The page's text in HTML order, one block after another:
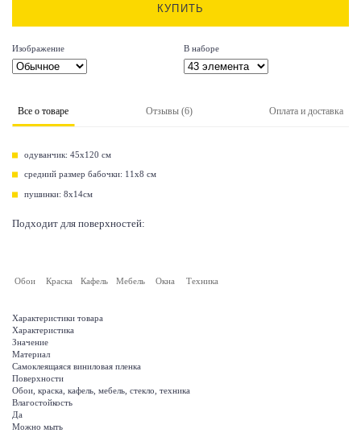
КУПИТЬ
Изображение В наборе
Все о товаре Отзывы (6) Оплата и доставка
одуванчик: 45х120 см
средний размер бабочки: 11х8 см
пушинки: 8х14см
Подходит для поверхностей:
Обои Краска Кафель Мебель Окна Техника
Характеристики товара
Характеристика
Значение
Материал
Самоклеящаяся виниловая пленка
Поверхности
Обои, краска, кафель, мебель, стекло, техника
Влагостойкость
Да
Можно мыть